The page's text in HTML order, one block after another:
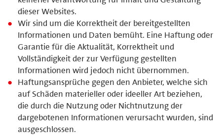
dieser Websites.
Wir sind um die Korrektheit der bereitgestellten
Informationen und Daten bemüht. Eine Haftung oder
Garantie für die Aktualität, Korrektheit und
Vollständigkeit der zur Verfügung gestellten
Informationen wird jedoch nicht übernommen.
Haftungsansprüche gegen den Anbieter, welche sich
auf Schäden materieller oder ideeller Art beziehen,
die durch die Nutzung oder Nichtnutzung der
dargebotenen Informationen verursacht wurden, sind
ausgeschlossen.